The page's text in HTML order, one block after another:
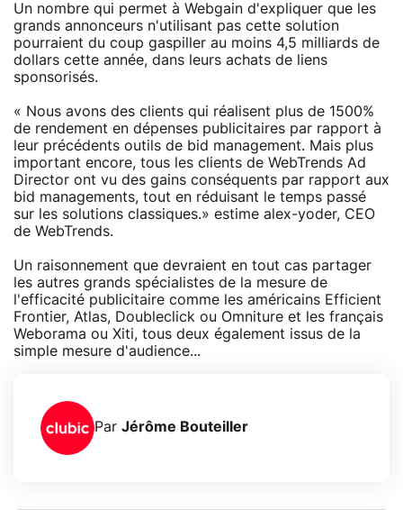
Un nombre qui permet à Webgain d'expliquer que les
grands annonceurs n'utilisant pas cette solution
pourraient du coup gaspiller au moins 4,5 milliards de
dollars cette année, dans leurs achats de liens
sponsorisés.
« Nous avons des clients qui réalisent plus de 1500%
de rendement en dépenses publicitaires par rapport à
leur précédents outils de bid management. Mais plus
important encore, tous les clients de WebTrends Ad
Director ont vu des gains conséquents par rapport aux
bid managements, tout en réduisant le temps passé
sur les solutions classiques.» estime alex-yoder, CEO
de WebTrends.
Un raisonnement que devraient en tout cas partager
les autres grands spécialistes de la mesure de
l'efficacité publicitaire comme les américains Efficient
Frontier, Atlas, Doubleclick ou Omniture et les français
Weborama ou Xiti, tous deux également issus de la
simple mesure d'audience...
Par Jérôme Bouteiller